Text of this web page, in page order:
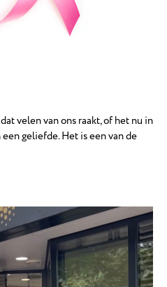
velen van ons raakt, of het nu in
geliefde. Het is een van de